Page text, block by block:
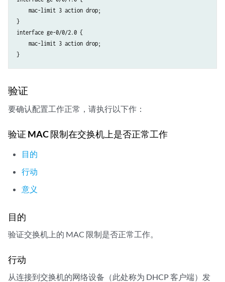
    mac-limit 3 action drop;
}
interface ge-0/0/2.0 {
    mac-limit 3 action drop;
验证
要确认配置工作正常，请执行以下作：
验证 MAC 限制在交换机上是否正常工作
目的
行动
意义
目的
验证交换机上的 MAC 限制是否正常工作。
行动
从连接到交换机的网络设备（此处称为 DHCP 客户端）发